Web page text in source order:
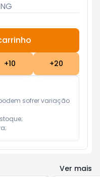
+10 +20
sofrer variação
Ver mais